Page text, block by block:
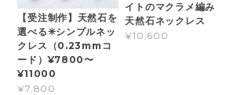
【受注制作】天然石を
選べる✳︎シンプルネッ
クレス（0.23mmコ
ード）¥7800〜
¥11000
¥7,800
イトのマクラメ編み
天然石ネックレス
¥10,600